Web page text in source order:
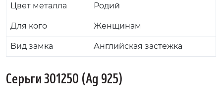
Цвет металла Родий
Для кого Женщинам
Вид замка Английская застежка
Серьги 301250 (Ag 925)